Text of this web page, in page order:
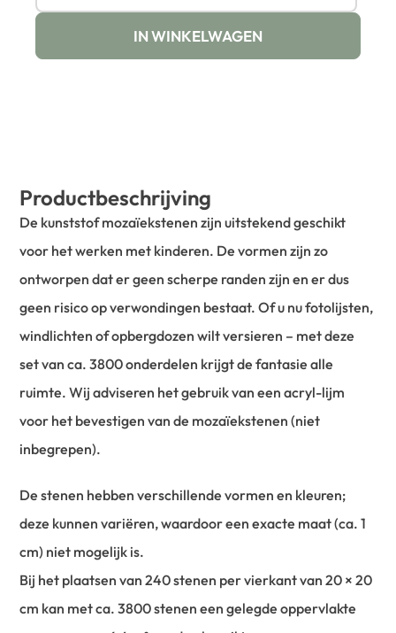
IN WINKELWAGEN
Productbeschrijving
De kunststof mozaïekstenen zijn uitstekend geschikt
voor het werken met kinderen. De vormen zijn zo
ontworpen dat er geen scherpe randen zijn en er dus
geen risico op verwondingen bestaat. Of u nu fotolijsten,
windlichten of opbergdozen wilt versieren – met deze
set van ca. 3800 onderdelen krijgt de fantasie alle
ruimte. Wij adviseren het gebruik van een acryl-lijm
voor het bevestigen van de mozaïekstenen (niet
inbegrepen).
De stenen hebben verschillende vormen en kleuren;
deze kunnen variëren, waardoor een exacte maat (ca. 1
cm) niet mogelijk is.
Bij het plaatsen van 240 stenen per vierkant van 20 × 20
cm kan met ca. 3800 stenen een gelegde oppervlakte